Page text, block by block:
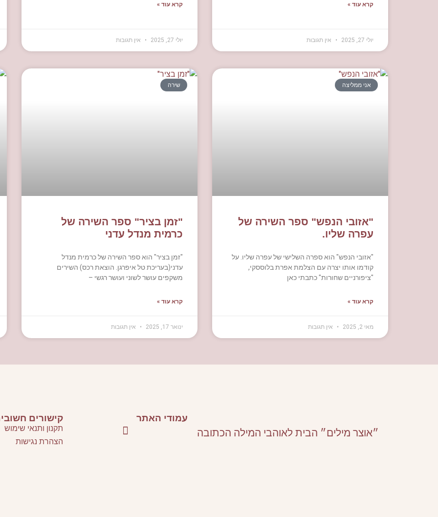
קרא עוד »
יולי 27, 2025 אין תגובות
קרא עוד »
יולי 27, 2025 אין תגובות
אני ממליצה
"אזובי הנפש" ספר השירה של
עפרה שליו.
"אזובי הנפש" הוא ספרה השלישי של עפרה שליו. על
קודמו אותו יצרה עם הצלמת אפרת בלוססקי,
"ציפורניים שחורות" כתבתי כאן
קרא עוד »
מאי 2, 2025 אין תגובות
שירה
"זמן בציר" ספר השירה של
כרמית מנדל עדני
"זמן בציר" הוא ספר השירה של כרמית מנדל
עדני(בעריכת טל איפרגן. הוצאת רכס) השירים
משקפים עושר לשוני ועושר רגשי –
קרא עוד »
ינואר 17, 2025 אין תגובות
״אוצר מילים״ הבית לאוהבי המילה הכתובה
עמודי האתר קישורים
תקנון ותנאי שימוש
הצהרת נגישות